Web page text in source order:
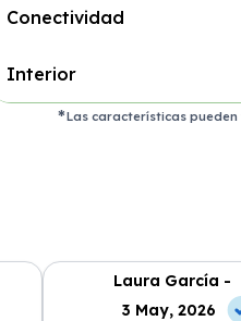
Conectividad
Interior
Las características
Laura García -
3 May, 2026